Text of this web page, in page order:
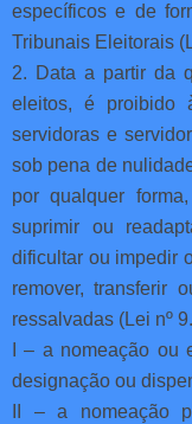
específicos e de
Tribunais Eleitorais
2. Data a partir da
eleitos, é proibido
servidoras e
sob pena de
por qualquer
suprimir ou
dificultar ou impedir
remover, transferir
ressalvadas (Lei nº
I – a nomeação ou
designação ou
II – a nomeação